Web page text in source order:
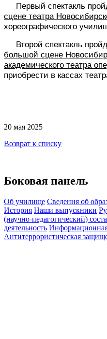
Первый спектакль
сцене театра
хореографического
Второй спектакль
большой сцене
академического театра
приобрести в кассах
20 мая 2025
Возврат к списку
Боковая панель
Об училище Сведения об
История Наши выпускники
(научно-педагогический)
деятельность Информационная
Антитеррористическая